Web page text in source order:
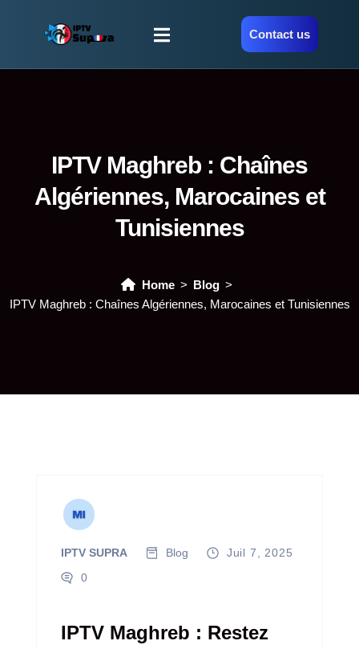
Contact us
IPTV Maghreb : Chaînes
Algériennes, Marocaines et
Tunisiennes
Home
Blog
IPTV Maghreb : Chaînes Algériennes, Marocaines et Tunisiennes
IPTV SUPRA Blog
Juil 7, 2025
0
IPTV Maghreb : Restez